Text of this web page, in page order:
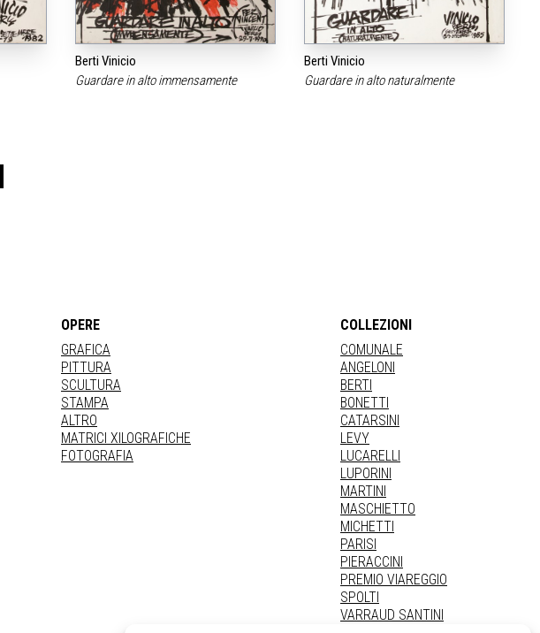
Berti Vinicio
Guardare in alto immensamente
Berti Vinicio
Guardare in alto naturalmente
OPERE
GRAFICA
PITTURA
SCULTURA
STAMPA
ALTRO
MATRICI XILOGRAFICHE
FOTOGRAFIA
COLLEZIONI
COMUNALE
ANGELONI
BERTI
BONETTI
CATARSINI
LEVY
LUCARELLI
LUPORINI
MARTINI
MASCHIETTO
MICHETTI
PARISI
PIERACCINI
PREMIO VIAREGGIO
SPOLTI
VARRAUD SANTINI